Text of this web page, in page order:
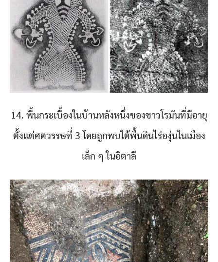
14. พื้นกระเบื้องในบ้านหลังหนึ่งของชาวโรมันที่มีอายุ
ตั้งแต่ศตวรรษที่ 3 โดยถูกพบใต้พื้นดินไร่องุ่นในเมือง
เล็ก ๆ ในอิตาลี